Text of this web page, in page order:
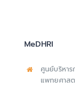
MeDHRI
ศูนย์บริหา
แพทยศาส